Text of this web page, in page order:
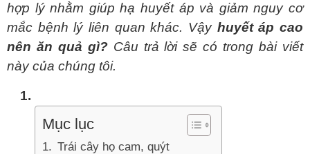
hợp lý nhằm giúp hạ huyết áp và giảm nguy cơ
mắc bệnh lý liên quan khác. Vậy huyết áp cao
nên ăn quả gì? Câu trả lời sẽ có trong bài viết
này của chúng tôi.
Mục lục
Trái cây họ cam, quýt